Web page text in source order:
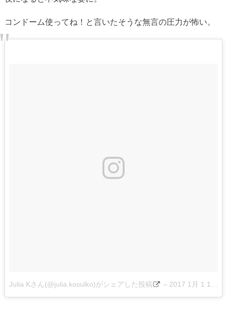
コンドーム使ってね！と言いたそうな無言の圧力が怖い。
Julia Kさん(@julia.kosulko)がシェアした投稿 – 2017 1月 1 10:46午前 PST